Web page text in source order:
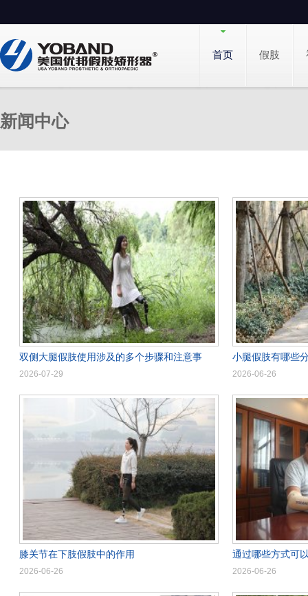
首页 假肢
新闻中心
双侧大腿假肢使用涉及的多个步骤和注意事
2026-07-29
小腿假肢有哪些
2026-06-26
膝关节在下肢假肢中的作用
2026-06-26
通过哪些方式可
2026-06-26